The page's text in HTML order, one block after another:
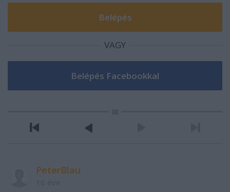
VAGY
PeterBlau